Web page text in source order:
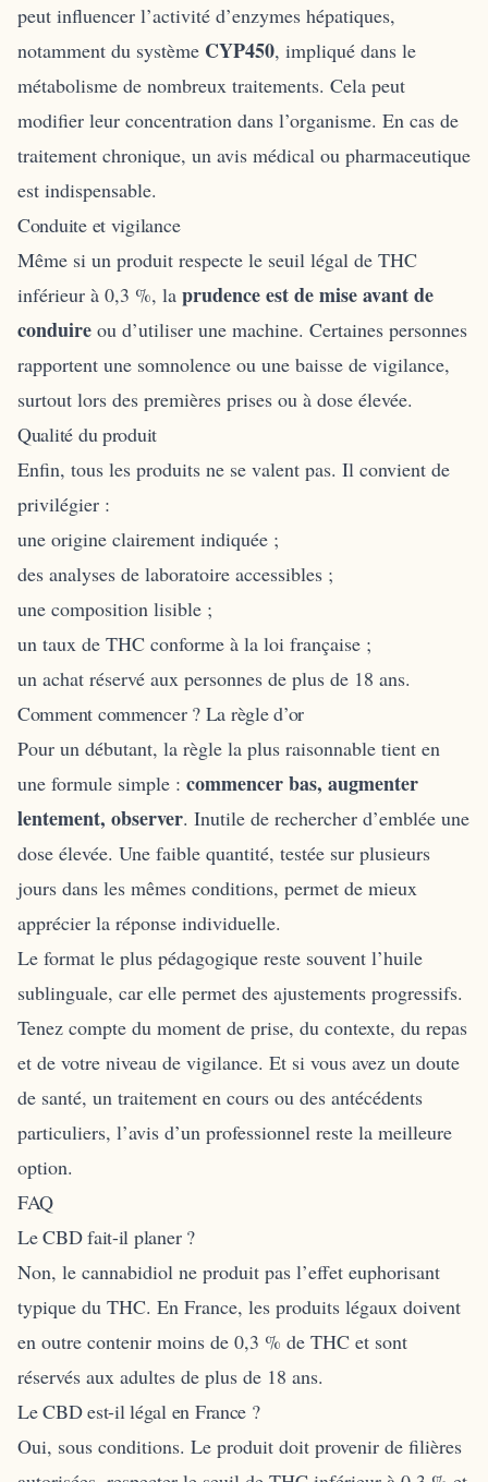
peut influencer l’activité d’enzymes hépatiques,
notamment du système CYP450, impliqué dans le
métabolisme de nombreux traitements. Cela peut
modifier leur concentration dans l’organisme. En cas de
traitement chronique, un avis médical ou pharmaceutique
est indispensable.
Conduite et vigilance
Même si un produit respecte le seuil légal de THC
inférieur à 0,3 %, la prudence est de mise avant de
conduire ou d’utiliser une machine. Certaines personnes
rapportent une somnolence ou une baisse de vigilance,
surtout lors des premières prises ou à dose élevée.
Qualité du produit
Enfin, tous les produits ne se valent pas. Il convient de
privilégier :
une origine clairement indiquée ;
des analyses de laboratoire accessibles ;
une composition lisible ;
un taux de THC conforme à la loi française ;
un achat réservé aux personnes de plus de 18 ans.
Comment commencer ? La règle d’or
Pour un débutant, la règle la plus raisonnable tient en
une formule simple : commencer bas, augmenter
lentement, observer. Inutile de rechercher d’emblée une
dose élevée. Une faible quantité, testée sur plusieurs
jours dans les mêmes conditions, permet de mieux
apprécier la réponse individuelle.
Le format le plus pédagogique reste souvent l’huile
sublinguale, car elle permet des ajustements progressifs.
Tenez compte du moment de prise, du contexte, du repas
et de votre niveau de vigilance. Et si vous avez un doute
de santé, un traitement en cours ou des antécédents
particuliers, l’avis d’un professionnel reste la meilleure
option.
FAQ
Le CBD fait-il planer ?
Non, le cannabidiol ne produit pas l’effet euphorisant
typique du THC. En France, les produits légaux doivent
en outre contenir moins de 0,3 % de THC et sont
réservés aux adultes de plus de 18 ans.
Le CBD est-il légal en France ?
Oui, sous conditions. Le produit doit provenir de filières